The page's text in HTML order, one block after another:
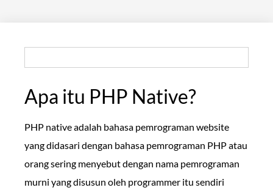
Apa itu PHP Native?
PHP native adalah bahasa pemrograman website
yang didasari dengan bahasa pemrograman PHP atau
orang sering menyebut dengan nama pemrograman
murni yang disusun oleh programmer itu sendiri